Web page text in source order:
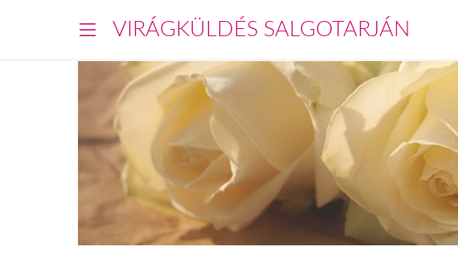
VIRÁGKÜLDÉS SALGOTARJÁN